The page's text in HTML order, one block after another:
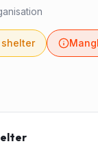
shelter